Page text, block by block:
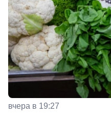
вчера в 19:27